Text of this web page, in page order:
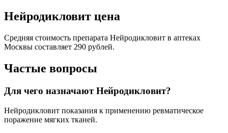
Нейродикловит цена
Средняя стоимость препарата Нейродикловит в аптеках
Москвы составляет 290 рублей.
Частые вопросы
Для чего назначают Нейродикловит?
Нейродикловит показания к применению ревматическое
поражение мягких тканей.